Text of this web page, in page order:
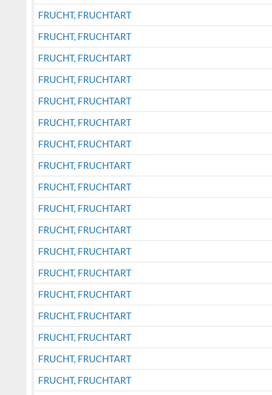
FRUCHT, FRUCHTART
FRUCHT, FRUCHTART
FRUCHT, FRUCHTART
FRUCHT, FRUCHTART
FRUCHT, FRUCHTART
FRUCHT, FRUCHTART
FRUCHT, FRUCHTART
FRUCHT, FRUCHTART
FRUCHT, FRUCHTART
FRUCHT, FRUCHTART
FRUCHT, FRUCHTART
FRUCHT, FRUCHTART
FRUCHT, FRUCHTART
FRUCHT, FRUCHTART
FRUCHT, FRUCHTART
FRUCHT, FRUCHTART
FRUCHT, FRUCHTART
FRUCHT, FRUCHTART